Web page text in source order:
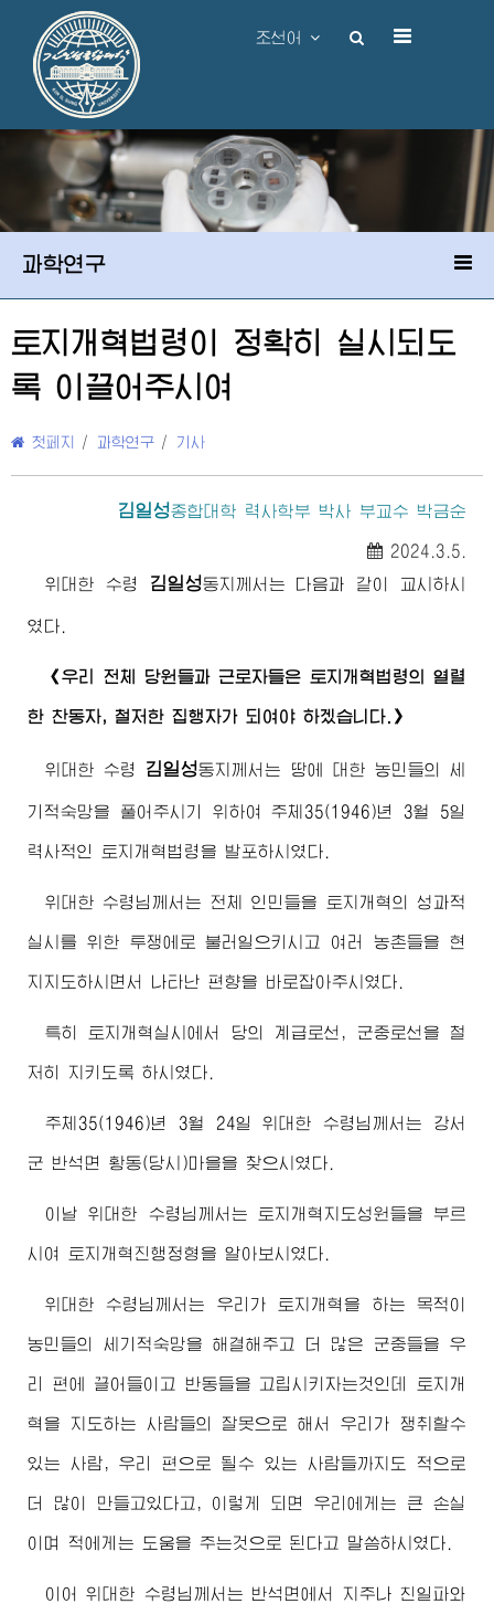
조선어
과학연구
토지개혁법령이 정확히 실시되도
록 이끌어주시여
첫페지 / 과학연구 / 기사
김일성종합대학 력사학부 박사 부교수 박금순
2024.3.5.
위대한
수령 김일성동지께서 는 다음과 같이 교시하시
였다.
《우리 전체 당원들과 근로자들은 토지개혁법령의 열렬
한 찬동자, 철저한 집행자가 되여야 하겠습니다.》
위대한 수령 김일성동지께서는 땅에 대한 농민들의 세
기적숙망을 풀어주시기 위하여 주체35(1946)년 3월 5일
력사적인 토지개혁법령을 발포하시였다.
위대한 수령님께서는 전체 인민들을 토지개혁의 성과적
실시를 위한 투쟁에로 불러일으키시고 여러 농촌들을 현
지지도하시면서 나타난 편향을 바로잡아주시였다.
특히 토지개혁실시에서 당의 계급로선, 군중로선을 철
저히 지키도록 하시였다.
주체35(1946)년 3월 24일위대한 수령님께서는 강서
군 반석면 황동(당시)마을을 찾으시였다.
이날위대한 수령님께서 는 토지개혁지도성원들을 부르
시여 토지개혁진행정형을 알아보시였다.
위대한 수령님께서는 우리가 토지개혁을 하는 목적이
농민들의 세기적숙망을 해결해주고 더 많은 군중들을 우
리 편에 끌어들이고 반동들을 고립시키자는것인데 토지개
혁을 지도하는 사람들의 잘못으로 해서 우리가 쟁취할수
있는 사람, 우리 편으로 될수 있는 사람들까지도 적으로
더 많이 만들고있다고, 이렇게 되면 우리에게는 큰 손실
이며 적에게는 도움을 주는것으로 된다고 말씀하시였다.
이어위대한 수령님께서 는 반석면에서 지주나 친일파와